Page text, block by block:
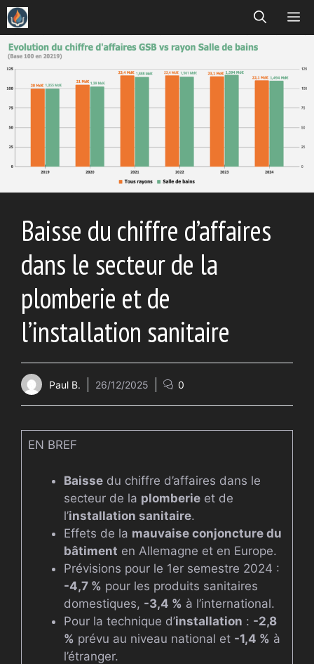
Aller
au
contenu
Baisse du chiffre d’affaires
dans le secteur de la
plomberie et de
l’installation sanitaire
Paul B. 26/12/2025 0
EN BREF
Baissedu chiffre d’affaires dans le
secteur de la plomberieet de
l’installation sanitaire.
Effets de la mauvaise conjoncture du
bâtiment en Allemagne et en Europe.
Prévisions pour le 1er semestre 2024 :
-4,7 % pour les produits sanitaires
domestiques, -3,4 % à l’international.
Pour la technique d’installation : -2,8
% prévu au niveau national et -1,4 % à
l’étranger.